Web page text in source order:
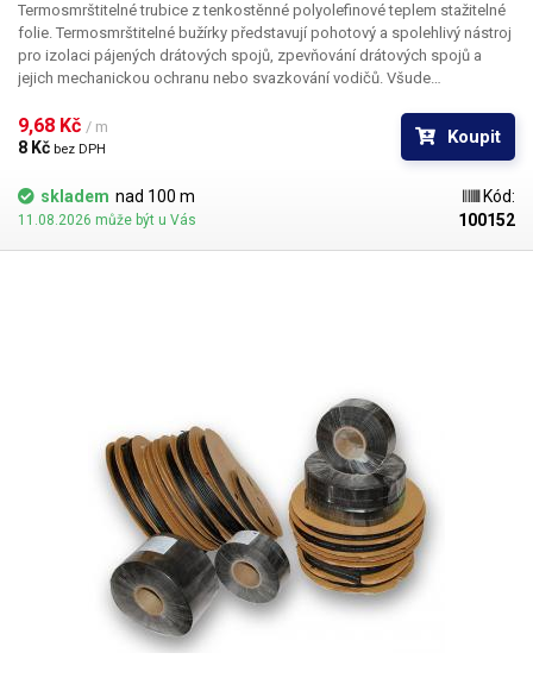
Termosmrštitelné trubice z tenkostěnné polyolefinové teplem stažitelné
folie. Termosmrštitelné bužírky představují pohotový a spolehlivý nástroj
pro izolaci pájených drátových spojů, zpevňování drátových spojů a
jejich mechanickou ochranu nebo svazkování vodičů. Všude
elektrikářská izolační páska je nyní možné nasadit teplem smrštitelné
fólie.
9,68 Kč / m
8 Kč bez DPH
Koupit
skladem nad 100 m
11.08.2026 může být u Vás
Kód:
100152